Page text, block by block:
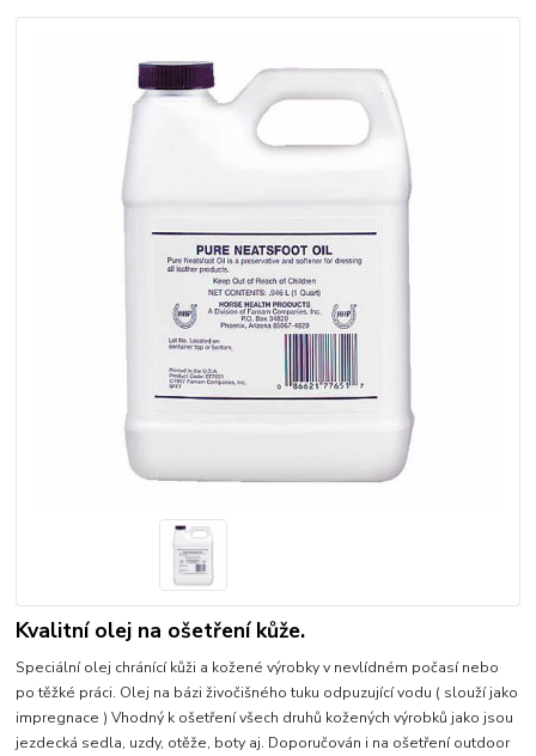
Kvalitní olej na ošetření kůže.
Speciální olej chránící kůži a kožené výrobky v nevlídném počasí nebo
po těžké práci. Olej na bázi živočišného tuku odpuzující vodu ( slouží jako
impregnace ) Vhodný k ošetření všech druhů kožených výrobků jako jsou
jezdecká sedla, uzdy, otěže, boty aj. Doporučován i na ošetření outdoor